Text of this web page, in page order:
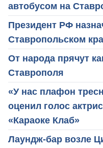
автобусом на
Президент РФ
Ставропольском
От народа прячут
Ставрополя
«У нас плафон
оценил голос
«Караоке Клаб»
Лаундж-бар возле